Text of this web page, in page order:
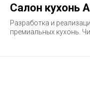
Салон кухонь
Разработка и
премиальных кухонь.